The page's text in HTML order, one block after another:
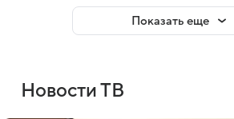
Показать еще
Новости ТВ